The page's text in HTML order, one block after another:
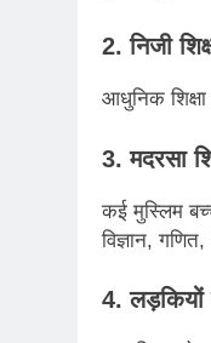
2. निजी
आधुनिक
3. मदरसा
कई मुस्लिम
विज्ञान,
4. लड़कियों